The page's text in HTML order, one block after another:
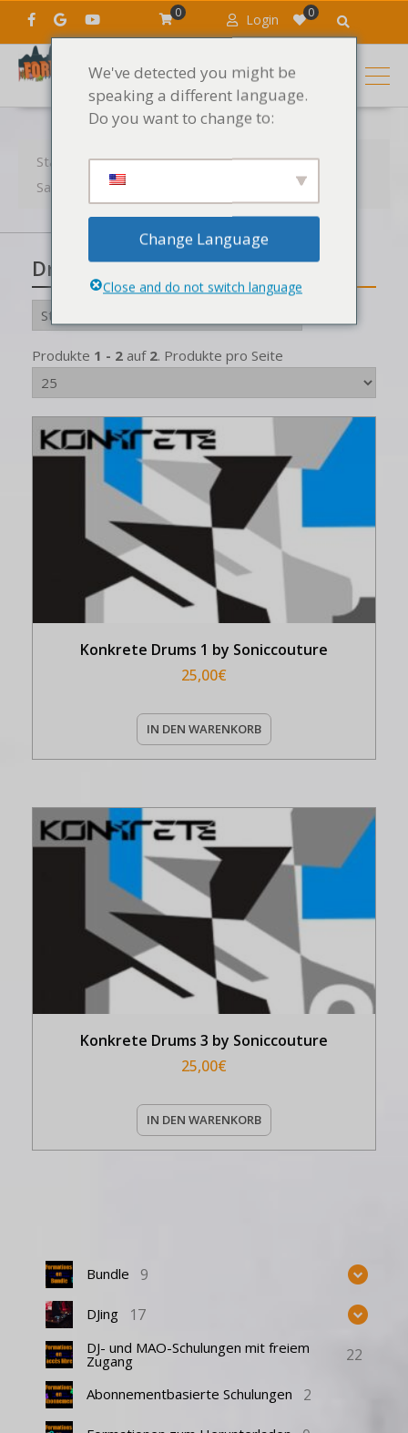
Login 0
0
Startseite Produkte
Die Geräusche
Samples
Samples nach Stil Drum & Bass
Drum & Bass
Produkte 1 - 2 auf 2. Produkte pro Seite
Konkrete Drums 1 by Soniccouture
25,00€
IN DEN WARENKORB
Konkrete Drums 3 by Soniccouture
25,00€
IN DEN WARENKORB
Bundle 9
DJing 17
DJ- und MAO-Schulungen mit freiem
Zugang 22
Abonnementbasierte Schulungen 2
We've detected you might be
speaking a different language.
Do you want to change to:
Change Language
Close and do not switch language